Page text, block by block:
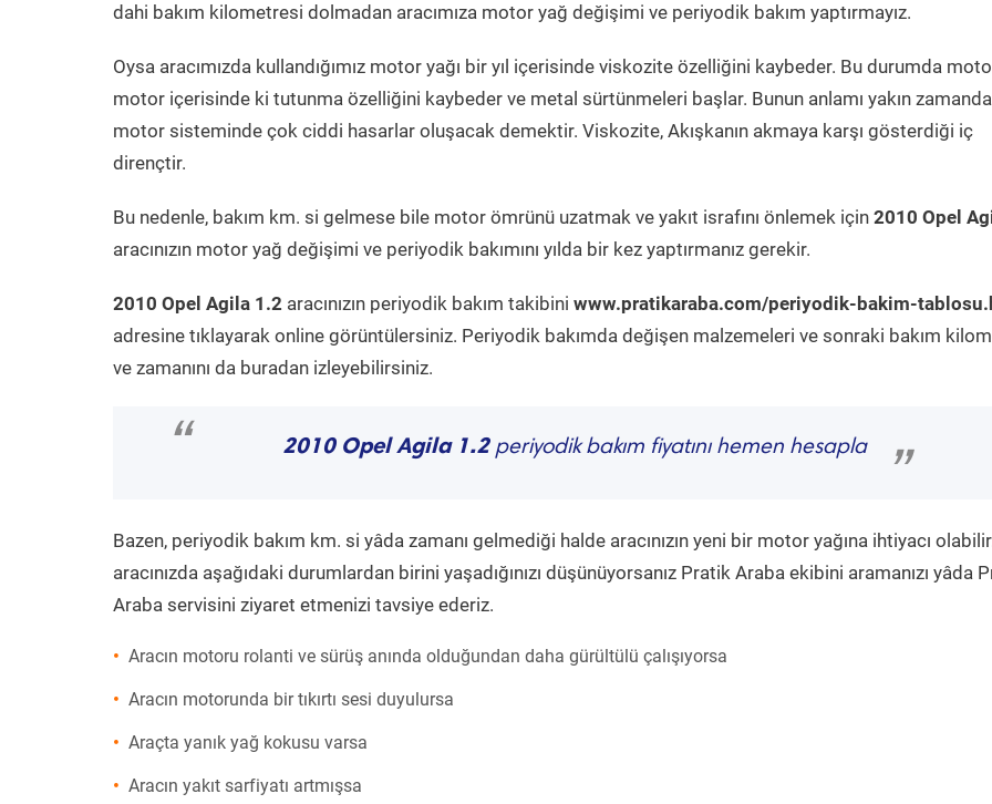
dahi bakım kilometresi dolmadan aracımıza motor yağ değişimi ve periyodik bakım yaptırmayız.
Oysa aracımızda kullandığımız motor yağı bir yıl içerisinde viskozite özelliğini kaybeder. Bu durumda
motor içerisinde ki tutunma özelliğini kaybeder ve metal sürtünmeleri başlar. Bunun anlamı yakın zamanda
motor sisteminde çok ciddi hasarlar oluşacak demektir. Viskozite, Akışkanın akmaya karşı gösterdiği iç
dirençtir.
Bu nedenle, bakım km. si gelmese bile motor ömrünü uzatmak ve yakıt israfını önlemek için 2010 Opel
aracınızın motor yağ değişimi ve periyodik bakımını yılda bir kez yaptırmanız gerekir.
2010 Opel Agila 1.2 aracınızın periyodik bakım takibini www.pratikaraba.com/periyodik-bakim-
adresine tıklayarak online görüntülersiniz. Periyodik bakımda değişen malzemeleri ve sonraki bakım
ve zamanını da buradan izleyebilirsiniz.
“ 2010 Opel Agila 1.2periyodik bakım fiyatını hemen hesapla
”
Bazen, periyodik bakım km. si yâda zamanı gelmediği halde aracınızın yeni bir motor yağına ihtiyacı
aracınızda aşağıdaki durumlardan birini yaşadığınızı düşünüyorsanız Pratik Araba ekibini aramanızı yâda
Araba servisini ziyaret etmenizi tavsiye ederiz.
Aracın motoru rolanti ve sürüş anında olduğundan daha gürültülü çalışıyorsa
Aracın motorunda bir tıkırtı sesi duyulursa
Araçta yanık yağ kokusu varsa
Aracın yakıt sarfiyatı artmışsa